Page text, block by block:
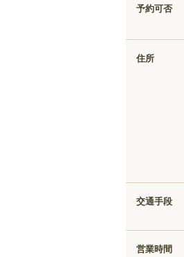
予約可否
住所
交通手段
営業時間